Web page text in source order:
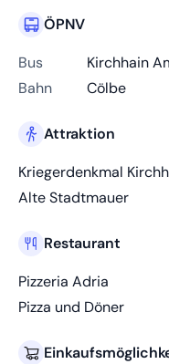
ÖPNV
Bus
Kirchhain
Bahn
Cölbe
Attraktion
Kriegerdenkmal
Alte Stadtmauer
Restaurant
Pizzeria Adria
Pizza und Döner